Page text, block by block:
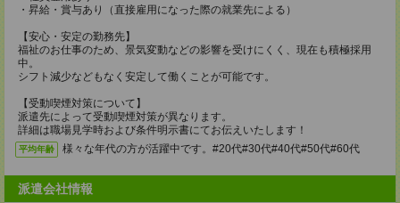
・昇給・賞与あり（直接雇用になった際の就業先による）
【安心・安定の勤務先】
福祉のお仕事のため、景気変動などの影響を受けにくく、現在も積極採用
中。
シフト減少などもなく安定して働くことが可能です。
【受動喫煙対策について】
派遣先によって受動喫煙対策が異なります。
詳細は職場見学時および条件明示書にてお伝えいたします！
平均年齢 様々な年代の方が活躍中です。#20代#30代#40代#50代#60代
派遣会社情報